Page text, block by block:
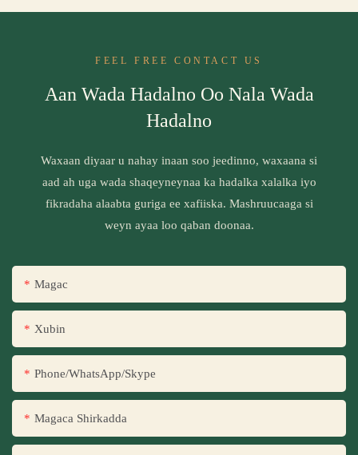
FEEL FREE CONTACT US
Aan Wada Hadalno Oo Nala Wada
Hadalno
Waxaan diyaar u nahay inaan soo jeedinno, waxaana si
aad ah uga wada shaqeyneynaa ka hadalka xalalka iyo
fikradaha alaabta guriga ee xafiiska. Mashruucaaga si
weyn ayaa loo qaban doonaa.
Magac
Xubin
Phone/WhatsApp/Skype
Magaca Shirkadda